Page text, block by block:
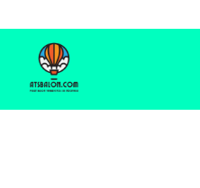
to
content